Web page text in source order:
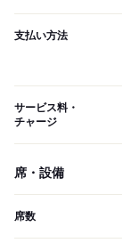
支払い方法
サービス料・
チャージ
席・設備
席数